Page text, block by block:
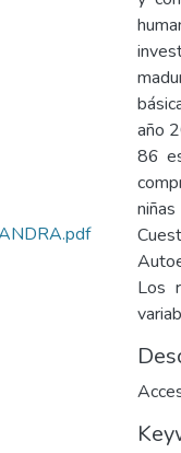
año
86
Los